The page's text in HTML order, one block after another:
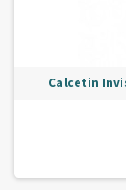
Calcetin